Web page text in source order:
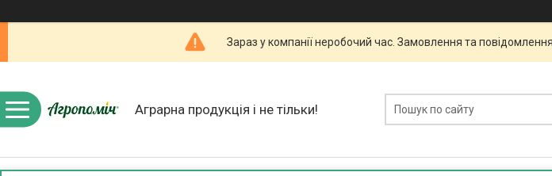
Зараз у компанії неробочий час. Замовлення та
Аграрна продукція і не тільки!